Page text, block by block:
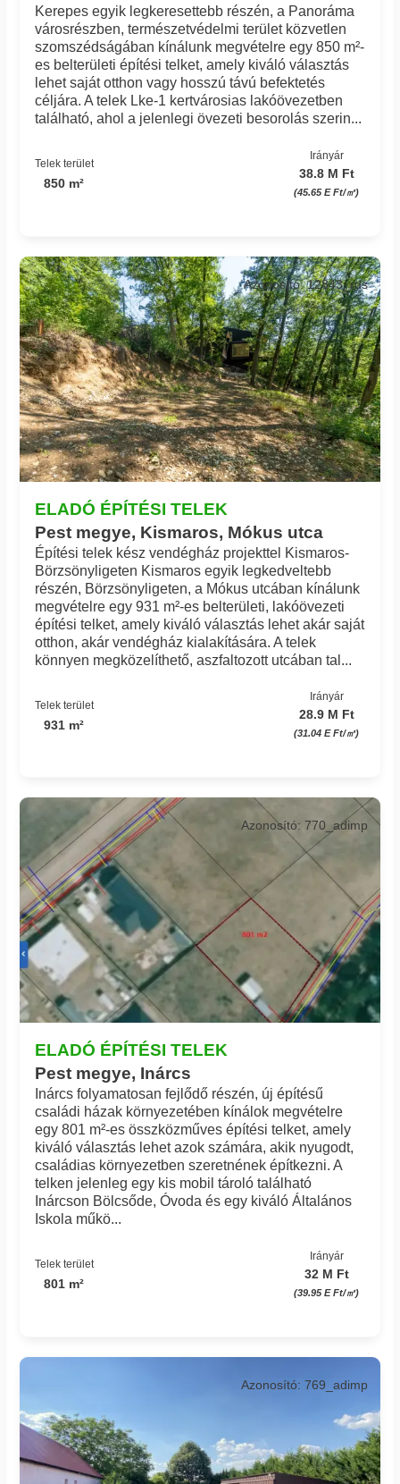
Kerepes egyik legkeresettebb részén, a Panoráma
városrészben, természetvédelmi terület közvetlen
szomszédságában kínálunk megvételre egy 850 m²-
es belterületi építési telket, amely kiváló választás
lehet saját otthon vagy hosszú távú befektetés
céljára. A telek Lke-1 kertvárosias lakóövezetben
található, ahol a jelenlegi övezeti besorolás szerin...
Telek terület
850 m²
Irányár
38.8 M Ft
(45.65 E Ft/㎡)
ELADÓ ÉPÍTÉSI TELEK
Pest megye, Kismaros, Mókus utca
Azonosító: 12843_rds
Építési telek kész vendégház projekttel Kismaros-
Börzsönyligeten Kismaros egyik legkedveltebb
részén, Börzsönyligeten, a Mókus utcában kínálunk
megvételre egy 931 m²-es belterületi, lakóövezeti
építési telket, amely kiváló választás lehet akár saját
otthon, akár vendégház kialakítására. A telek
könnyen megközelíthető, aszfaltozott utcában tal...
Telek terület
931 m²
Irányár
28.9 M Ft
(31.04 E Ft/㎡)
ELADÓ ÉPÍTÉSI TELEK
Pest megye, Inárcs
Azonosító: 770_adimp
Inárcs folyamatosan fejlődő részén, új építésű
családi házak környezetében kínálok megvételre
egy 801 m²-es összközműves építési telket, amely
kiváló választás lehet azok számára, akik nyugodt,
családias környezetben szeretnének építkezni. A
telken jelenleg egy kis mobil tároló található
Inárcson Bölcsőde, Óvoda és egy kiváló Általános
Iskola műkö...
Telek terület
801 m²
Irányár
32 M Ft
(39.95 E Ft/㎡)
Azonosító: 769_adimp